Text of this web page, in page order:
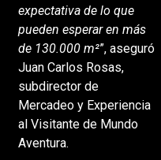
expectativa de lo que
pueden esperar en más
de 130.000 m²”, aseguró
Juan Carlos Rosas,
subdirector de
Mercadeo y Experiencia
al Visitante de Mundo
Aventura.